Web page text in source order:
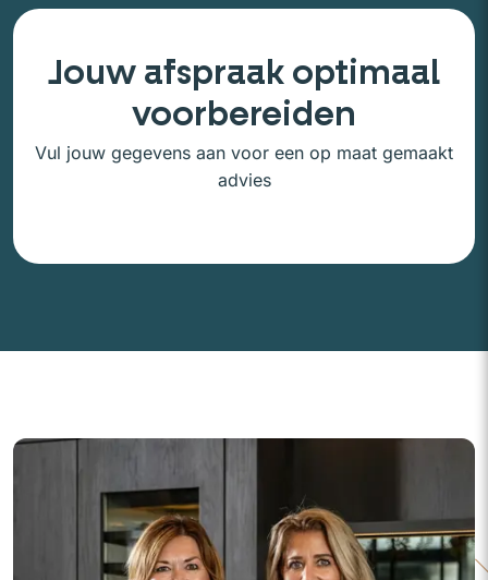
Jouw afspraak optimaal
voorbereiden
Vul jouw gegevens aan voor een op maat gemaakt
advies